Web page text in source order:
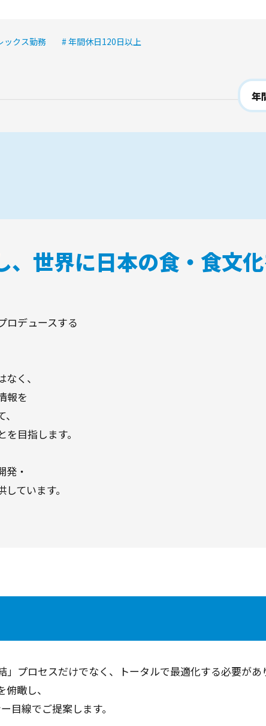
ックス勤務 # 年間休日120日以上
年
、世界に日本の食・食文
ロデュースする
く、
報を
目指します。
発・
ています。
」プロセスだけでなく、トータルで最適化する必要があ
瞰し、
目線でご提案します。